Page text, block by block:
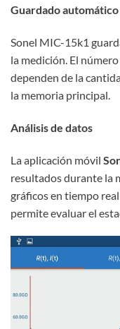
Guardado
Sonel MIC-15k1
la medición. El
dependen de la
la memoria principal.
Análisis de datos
La aplicación móvil
resultados durante la
gráficos en tiempo
permite evaluar el